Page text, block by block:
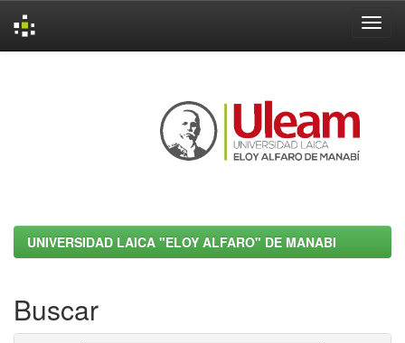
UNIVERSIDAD LAICA "ELOY ALFARO" DE MANABI
Buscar